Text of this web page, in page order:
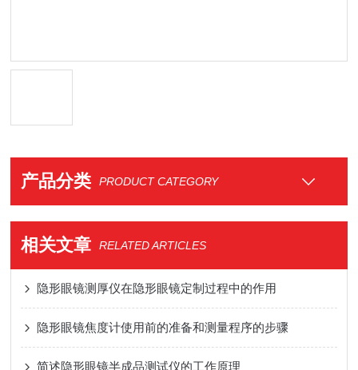
产品分类 PRODUCT CATEGORY
相关文章 RELATED ARTICLES
隐形眼镜测厚仪在隐形眼镜定制过程中的作用
隐形眼镜焦度计使用前的准备和测量程序的步骤
简述隐形眼镜半成品测试仪的工作原理